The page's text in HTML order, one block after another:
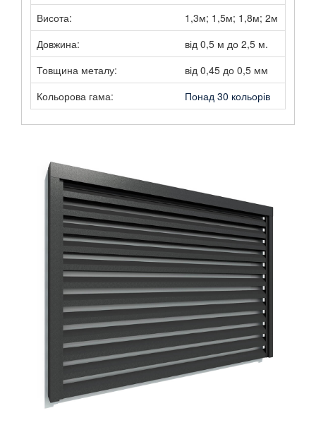
Висота:
1,3м; 1,5м; 1,8м; 2м
Довжина:
від 0,5 м до 2,5 м.
Товщина металу:
від 0,45 до 0,5 мм
Кольорова гама:
Понад 30 кольорів